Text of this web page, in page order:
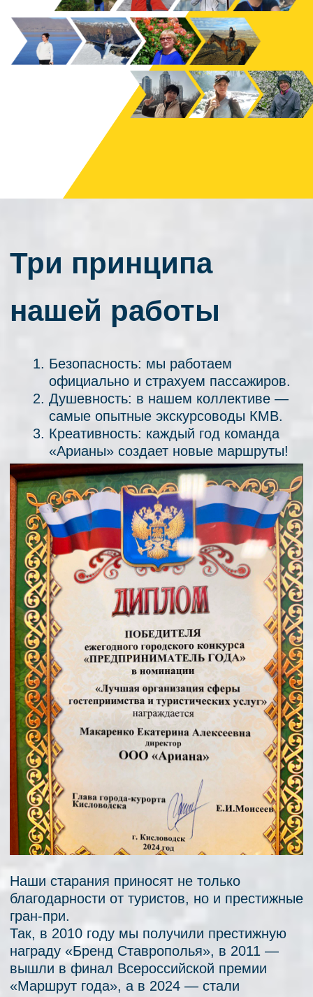
Наши старания приносят не только
благодарности от туристов, но и престижные
гран-при.
Так, в 2010 году мы получили престижную
награду «Бренд Ставрополья», в 2011 —
вышли в финал Всероссийской премии
«Маршрут года», а в 2024 — стали
победителями конкурса «Предприниматель
года» в номинации «Лучшее предприятие в
сфере услуг и гостеприимства».